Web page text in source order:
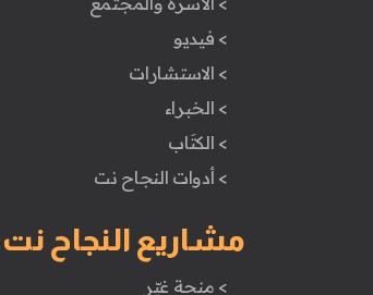
> فيديو
> الاستشارات
> الخبراء
> الكتَاب
> أدوات النجاح نت
مشاريع النجاح نت
> منحة غيّر